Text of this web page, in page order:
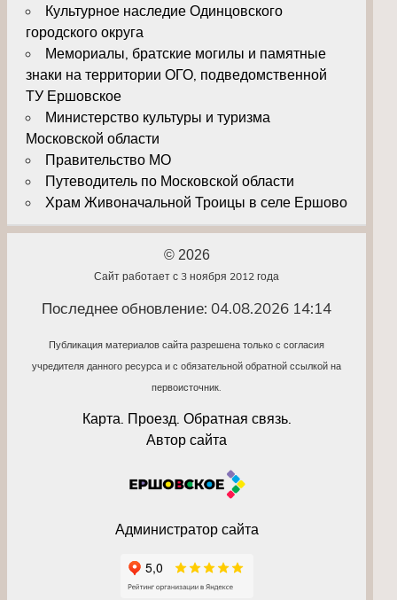
Культурное наследие Одинцовского
городского округа
Мемориалы, братские могилы и памятные
знаки на территории ОГО, подведомственной
ТУ Ершовское
Министерство культуры и туризма
Московской области
Правительство МО
Путеводитель по Московской области
Храм Живоначальной Троицы в селе Ершово
© 2026
Сайт работает с 3 ноября 2012 года
Последнее обновление: 04.08.2026 14:14
Публикация материалов сайта разрешена только с согласия
учредителя данного ресурса и с обязательной обратной ссылкой на
первоисточник.
Карта. Проезд. Обратная связь.
Автор сайта
Администратор сайта